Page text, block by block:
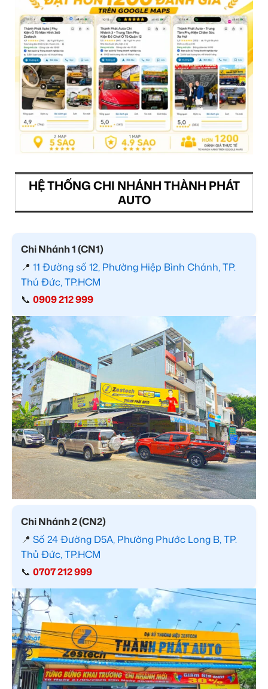
HỆ THỐNG CHI NHÁNH THÀNH PHÁT
AUTO
Chi Nhánh 1 (CN1)
📍 11 Đường số 12, Phường Hiệp Bình Chánh, TP.
Thủ Đức, TP.HCM
📞 0909 212 999
Chi Nhánh 2 (CN2)
📍 Số 24 Đường D5A, Phường Phước Long B, TP.
Thủ Đức, TP.HCM
📞 0707 212 999